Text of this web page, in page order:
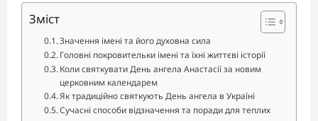
Зміст
Значення імені та його духовна сила
Головні покровительки імені та їхні життєві історії
Коли святкувати День ангела Анастасії за новим
церковним календарем
Як традиційно святкують День ангела в Україні
Сучасні способи відзначення та поради для теплих